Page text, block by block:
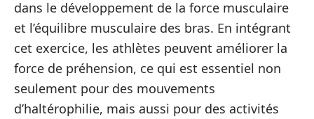
dans le développement de la force musculaire
et l’équilibre musculaire des bras. En intégrant
cet exercice, les athlètes peuvent améliorer la
force de préhension, ce qui est essentiel non
seulement pour des mouvements
d’haltérophilie, mais aussi pour des activités